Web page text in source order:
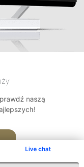
Live chat
naszą